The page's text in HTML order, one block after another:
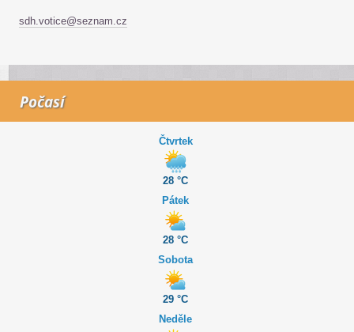
sdh.votice@seznam.cz
Počasí
Čtvrtek
28 °C
Pátek
28 °C
Sobota
29 °C
Neděle